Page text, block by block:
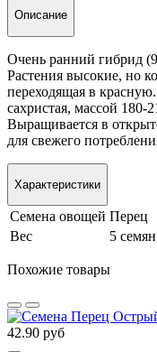
Описание
Очень ранний гибрид
Растения высокие, но
переходящая в
сахристая, массой 180-
Выращивается в
для свежего
Характеристики
Семена овощей Перец
Вес
5 семян
Похожие товары
42.90 руб